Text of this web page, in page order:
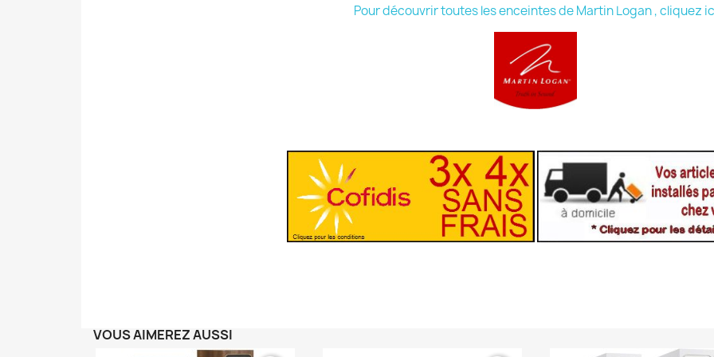
Pour découvrir toutes les enceintes de Martin Logan , cliquez
VOUS AIMEREZ AUSSI